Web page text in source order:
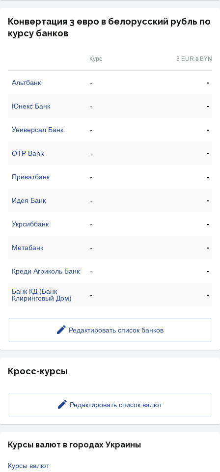
Конвертация 3 евро в белорусский рубль по
курсу банков
Курс 3 EUR в BYN
Альтбанк - -
Юнекс Банк - -
Универсал Банк - -
OTP Bank - -
Приватбанк - -
Идея Банк - -
Укрсиббанк - -
Метабанк - -
Креди Агриколь Банк - -
Банк КД (Банк
Клиринговый Дом)
- -
Редактировать список банков
Кросс-курсы
Редактировать список валют
Курсы валют в городах Украины
Курсы валют